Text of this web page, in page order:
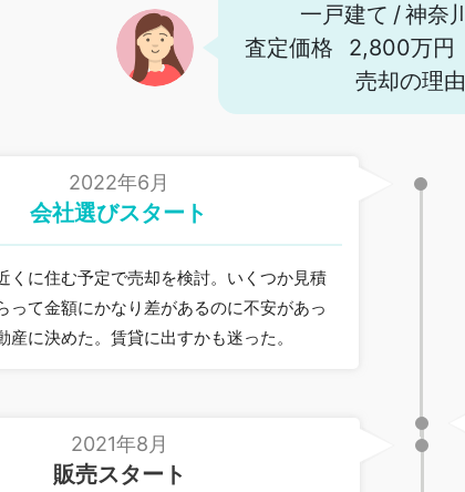
一戸建て /神奈
査定価格
2,800万円
売却の理由
2022年6月
会社選びスタート
くに住む予定で売却を検討。いくつか見積
って金額にかなり差があるのに不安があっ
産に決めた。賃貸に出すかも迷った。
2021年8月
販売スタート